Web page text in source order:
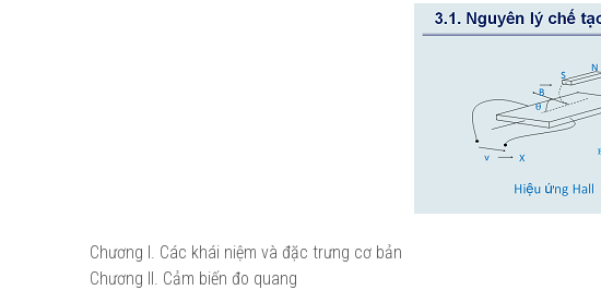
Chương I. Các khái niệm và đặc trưng cơ bản
Chương II. Cảm biến đo quang